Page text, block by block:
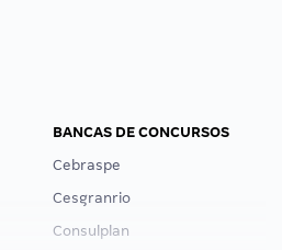
BANCAS DE CONCURSOS
Cebraspe
Cesgranrio
Consulplan